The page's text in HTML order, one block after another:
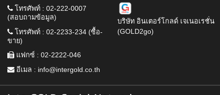
โทรศัพท์ : 02-222-0007
(สอบถามข้อมูล)
โทรศัพท์ : 02-2233-234 (ซื้อ-
ขาย)
แฟกซ์ : 02-2222-046
อีเมล : info@intergold.co.th
บริษัท อินเตอร์โกลด์ เจเนอเรชั่น
(GOLD2go)